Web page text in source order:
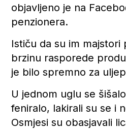
objavljeno je na
penzionera.
Ističu da su im majstori
brzinu rasporede
je bilo spremno za
U jednom uglu se
feniralo, lakirali su se i
Osmjesi su obasjavali